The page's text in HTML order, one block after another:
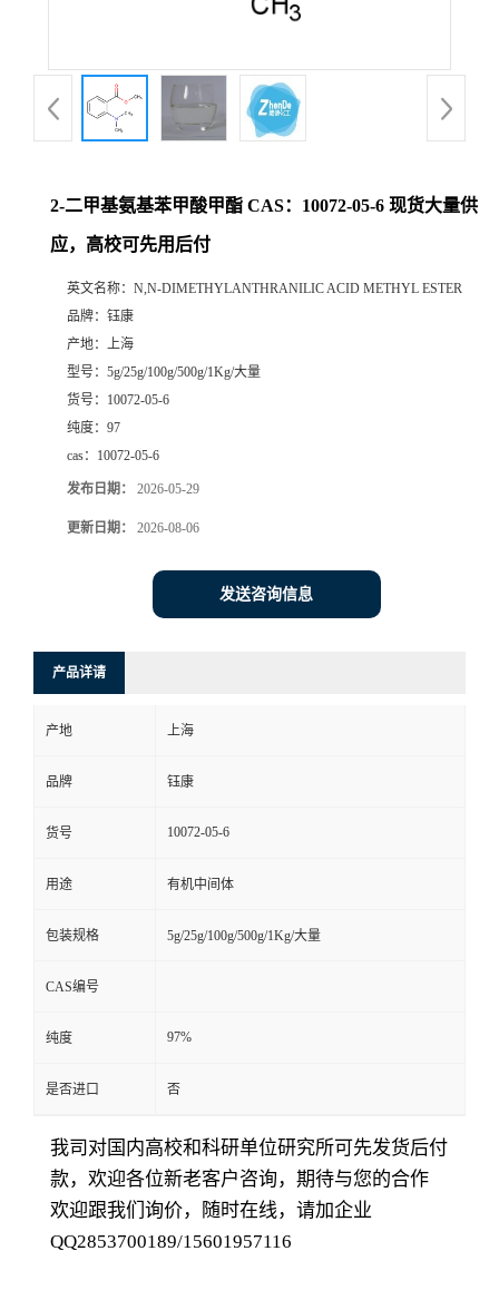
2-二甲基氨基苯甲酸甲酯 CAS：10072-05-6 现货大量供
应，高校可先用后付
英文名称： N,N-DIMETHYLANTHRANILIC ACID METHYL ESTER
品牌： 钰康
产地： 上海
型号： 5g/25g/100g/500g/1Kg/大量
货号： 10072-05-6
纯度： 97
cas： 10072-05-6
发布日期： 2026-05-29
更新日期： 2026-08-06
发送咨询信息
产品详请
产地 上海
品牌 钰康
货号 10072-05-6
用途 有机中间体
包装规格 5g/25g/100g/500g/1Kg/大量
CAS编号
纯度 97%
是否进口 否
我司对国内高校和科研单位研究所可先发货后付
款，欢迎各位新老客户咨询，期待与您的合作
欢迎跟我们询价，随时在线，请加企业
QQ2853700189/15601957116